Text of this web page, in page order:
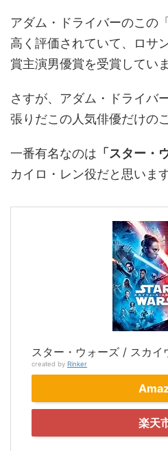
アダム・ドライバーのこの
高く評価されていて、ロサ
賞主演男優賞を受賞していま
さすが、アダム・ドライバ
張りだこの人気俳優だけの
一番有名なのは 「スター・
カイロ・レン役だと思います
スター・ウォーズ / スカイ
created by Rinker
楽天